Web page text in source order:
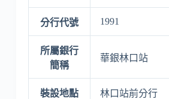
分行代號 1991
所屬銀行
簡稱
華銀林口站
裝設地點 林口站前分行